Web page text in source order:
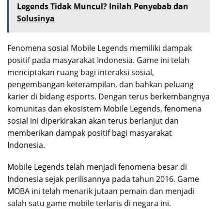
Legends Tidak Muncul? Inilah Penyebab dan
Solusinya
Fenomena sosial Mobile Legends memiliki dampak
positif pada masyarakat Indonesia. Game ini telah
menciptakan ruang bagi interaksi sosial,
pengembangan keterampilan, dan bahkan peluang
karier di bidang esports. Dengan terus berkembangnya
komunitas dan ekosistem Mobile Legends, fenomena
sosial ini diperkirakan akan terus berlanjut dan
memberikan dampak positif bagi masyarakat
Indonesia.
Mobile Legends telah menjadi fenomena besar di
Indonesia sejak perilisannya pada tahun 2016. Game
MOBA ini telah menarik jutaan pemain dan menjadi
salah satu game mobile terlaris di negara ini.